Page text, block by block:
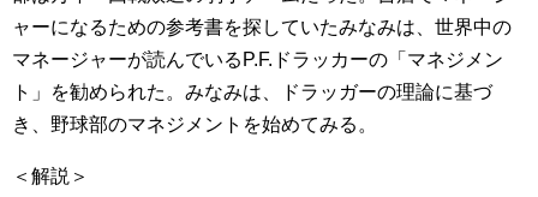
ャーになるための参考書を探していたみなみは、世界中の
マネージャーが読んでいるP.F.ドラッカーの「マネジメン
ト」を勧められた。みなみは、ドラッガーの理論に基づ
き、野球部のマネジメントを始めてみる。
＜解説＞